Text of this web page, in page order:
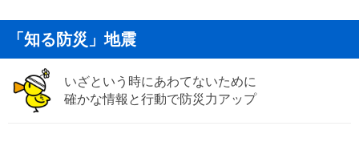
「知る防災」地震
いざという時にあわてないために
確かな情報と行動で防災力アップ